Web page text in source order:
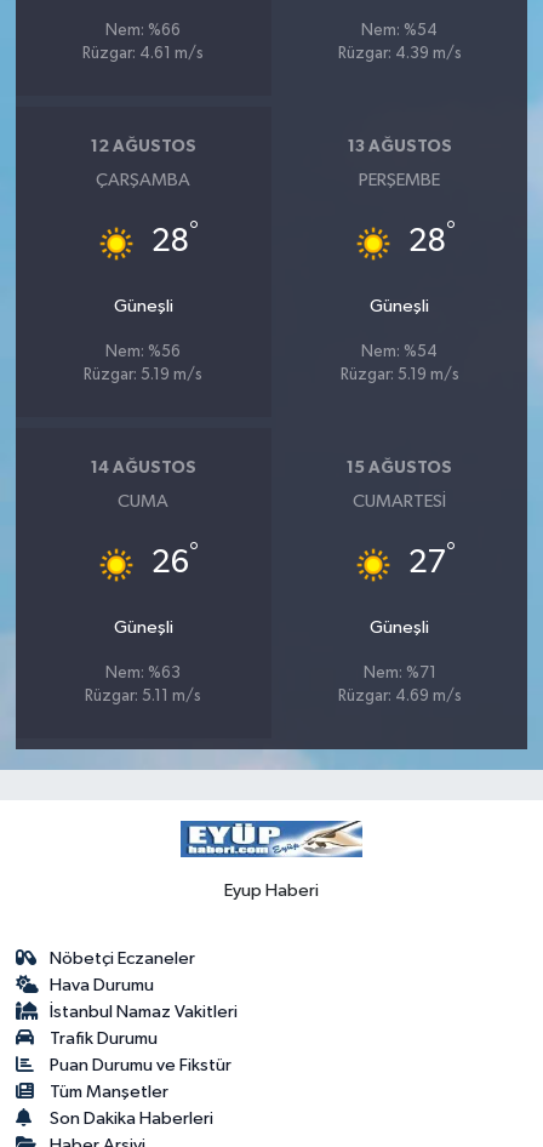
Nem: %66
Rüzgar: 4.61 m/s
Nem: %54
Rüzgar: 4.39 m/s
12 AĞUSTOS
ÇARŞAMBA
28°
Güneşli
Nem: %56
Rüzgar: 5.19 m/s
13 AĞUSTOS
PERŞEMBE
28°
Güneşli
Nem: %54
Rüzgar: 5.19 m/s
14 AĞUSTOS
CUMA
26°
Güneşli
Nem: %63
Rüzgar: 5.11 m/s
15 AĞUSTOS
CUMARTESI
27°
Güneşli
Nem: %71
Rüzgar: 4.69 m/s
Eyup Haberi
Nöbetçi Eczaneler
Hava Durumu
İstanbul Namaz Vakitleri
Trafik Durumu
Puan Durumu ve Fikstür
Tüm Manşetler
Son Dakika Haberleri